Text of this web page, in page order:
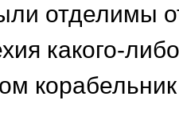
отделимы
какого-